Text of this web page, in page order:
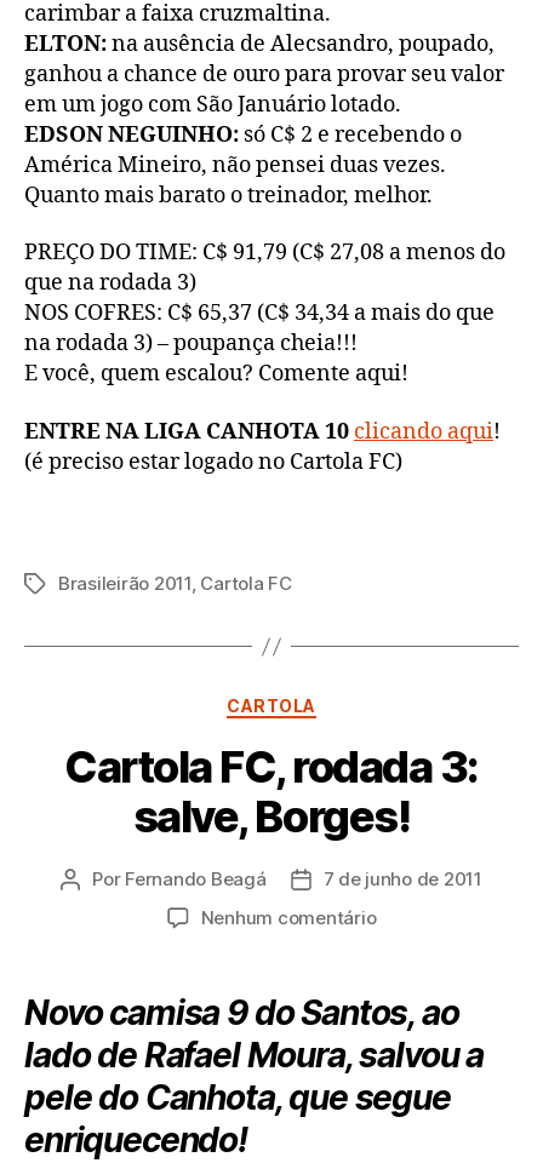
carimbar a faixa cruzmaltina.
ELTON:na ausência de Alecsandro, poupado,
ganhou a chance de ouro para provar seu valor
em um jogo com São Januário lotado.
EDSON NEGUINHO: só C$ 2 e recebendo o
América Mineiro, não pensei duas vezes.
Quanto mais barato o treinador, melhor.
PREÇO DO TIME: C$ 91,79 (C$ 27,08 a menos do
que na rodada 3)
NOS COFRES: C$ 65,37 (C$ 34,34 a mais do que
na rodada 3) – poupança cheia!!!
E você, quem escalou? Comente aqui!
ENTRE NA LIGA CANHOTA 10 clicando aqui!
(é preciso estar logado no Cartola FC)
TagsBrasileirão 2011, Cartola FC
Categorias
CARTOLA
Cartola FC, rodada 3:
salve, Borges!
Autor
Por Fernando Beagá
Data7 de junho de 2011
Nenhum comentárioem
3:
salve,
Novo camisa 9 do Santos, ao
lado de Rafael Moura, salvou a
pele do Canhota, que segue
enriquecendo!